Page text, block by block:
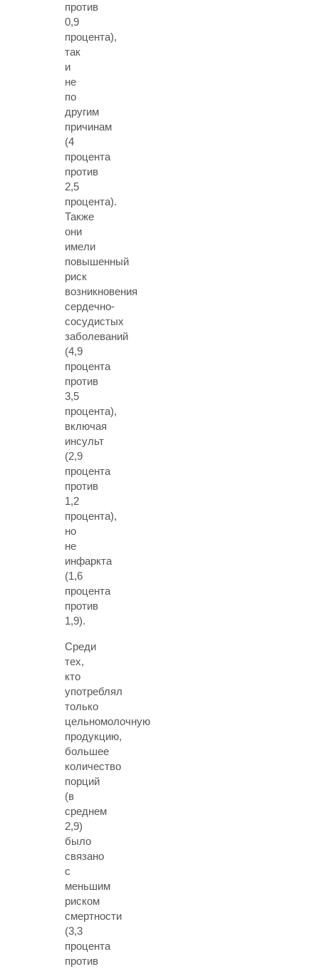
против
0,9
процента),
так
и
не
по
другим
причинам
(4
процента
против
2,5
процента).
Также
они
имели
повышенный
риск
возникновения
сердечно-
сосудистых
заболеваний
(4,9
процента
против
3,5
процента),
включая
инсульт
(2,9
процента
против
1,2
процента),
но
не
инфаркта
(1,6
процента
против
1,9).
Среди
тех,
кто
употреблял
только
цельномолочную
продукцию,
большее
количество
порций
(в
среднем
2,9)
было
связано
с
меньшим
риском
смертности
(3,3
процента
против